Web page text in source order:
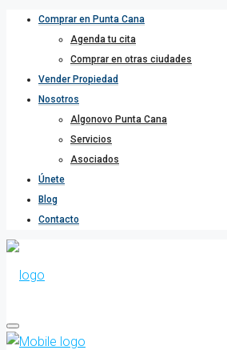
Comprar en Punta Cana
Agenda tu cita
Comprar en otras ciudades
Vender Propiedad
Nosotros
Algonovo Punta Cana
Servicios
Asociados
Únete
Blog
Contacto